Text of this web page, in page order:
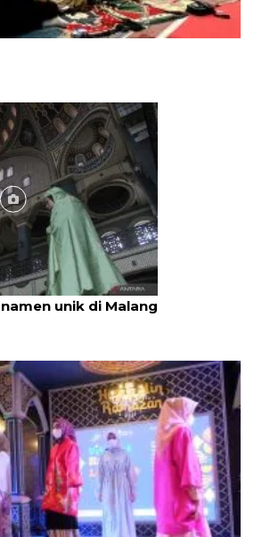
halal bihalal di Wisma Duta
unik di Malang